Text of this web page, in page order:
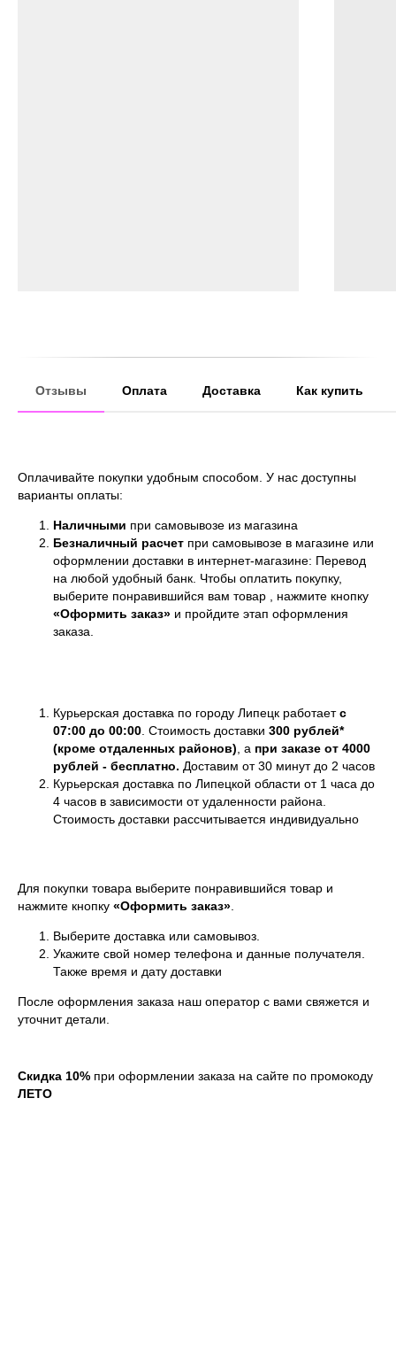
Отзывы Оплата Доставка Как купить
Оплачивайте покупки удобным способом. У нас доступны
варианты оплаты:
Наличными при самовывозе из магазина
Безналичный расчет при самовывозе в магазине или
оформлении доставки в интернет-магазине: Перевод
на любой удобный банк. Чтобы оплатить покупку,
выберите понравившийся вам товар , нажмите кнопку
«Оформить заказ» и пройдите этап оформления
заказа.
Курьерская доставка по городу Липецк работаетс
07:00 до 00:00 . Стоимость доставки 300 рублей*
(кроме отдаленных районов) а при заказе от 4000
рублей - бесплатно. Доставим от 30 минут до 2 часов
Курьерская доставка по Липецкой области от 1 часа до
4 часов в зависимости от удаленности района.
Стоимость доставки рассчитывается индивидуально
Для покупки товара выберите понравившийся товар и
нажмите кнопку «Оформить заказ»
Выберите доставка или самовывоз.
Укажите свой номер телефона и данные получателя.
Также время и дату доставки
После оформления заказа наш оператор с вами свяжется и
уточнит детали.
Скидка 10% при оформлении заказа на сайте по промокоду
ЛЕТО